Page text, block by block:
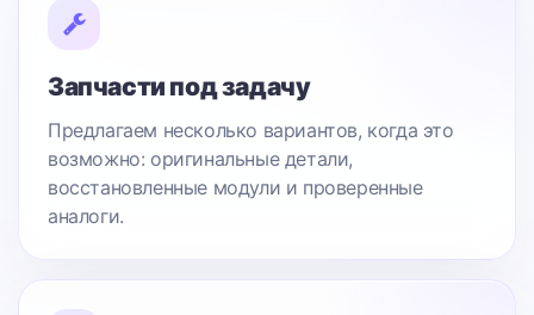
Запчасти под задачу
Предлагаем несколько вариантов, когда это
возможно: оригинальные детали,
восстановленные модули и проверенные
аналоги.